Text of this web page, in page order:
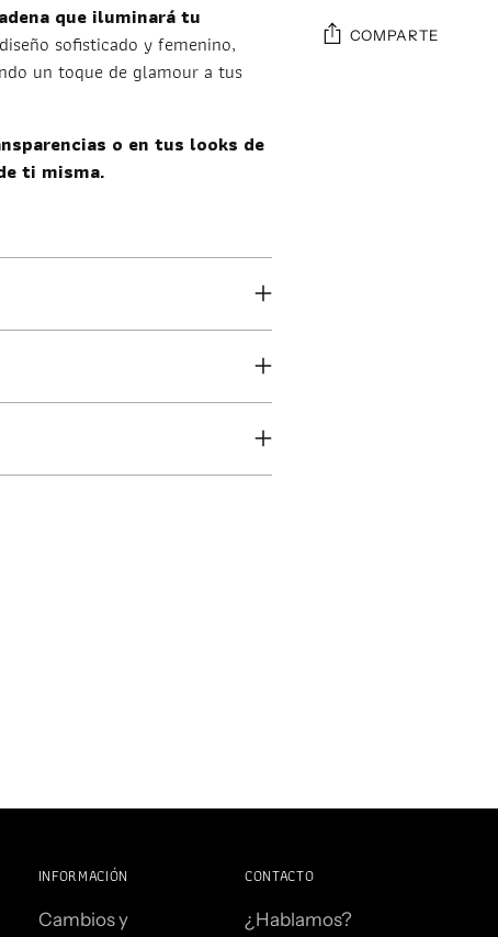
que iluminará tu
sofisticado y femenino,
un toque de glamour a tus
o en tus looks de
ti misma.
COMPARTE
INFORMACIÓN
Cambios y
CONTACTO
¿Hablamos?